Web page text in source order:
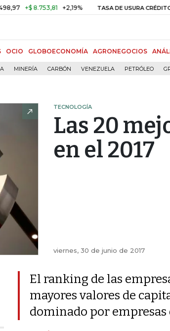
+$ 8.753,81 +2,19% TASA DE USURA CRÉDITO
OCIO GLOBOECONOMÍA AGRONEGOCIOS
MINERÍA CARBÓN VENEZUELA PETRÓLEO
TECNOLOGÍA
Las 20
en el 2017
viernes, 30 de junio de 2017
El ranking de las
mayores valores de
dominado por empresas